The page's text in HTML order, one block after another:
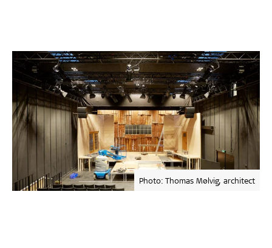
Photo: Thomas Mølvig, architect